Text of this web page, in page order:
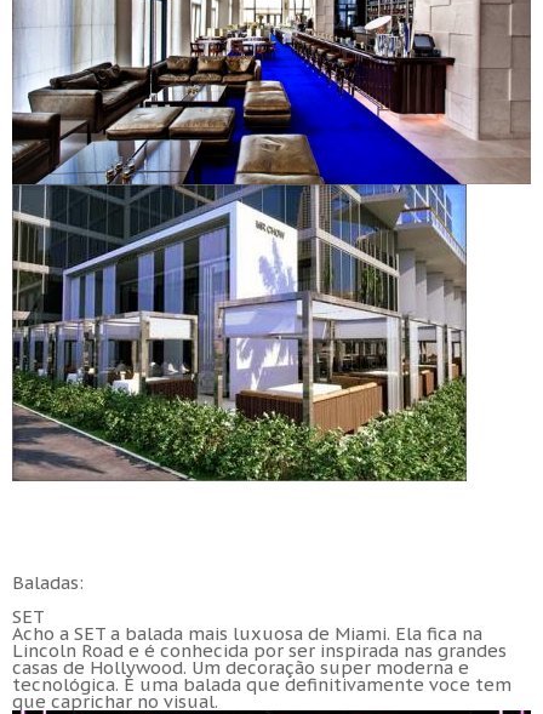
Baladas:
SET
Acho a SET a balada mais luxuosa de Miami. Ela fica na
Lincoln Road e é conhecida por ser inspirada nas grandes
casas de Hollywood. Um decoração super moderna e
tecnológica. È uma balada que definitivamente voce tem
que caprichar no visual.